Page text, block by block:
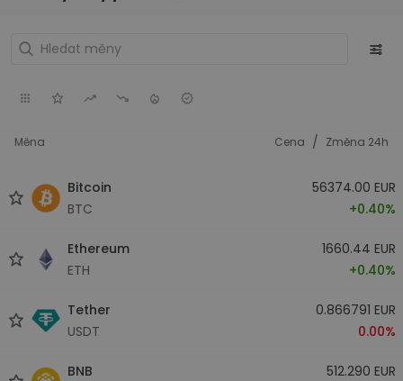
Měna Cena / Změna 24h
Bitcoin
BTC
56374.00 EUR
+0.40%
Ethereum
ETH
1660.44 EUR
+0.40%
Tether
USDT
0.866791 EUR
0.00%
BNB
512.290 EUR